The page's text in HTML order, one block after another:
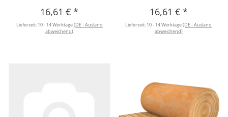
16,61 €*
Lieferzeit: 10 - 14 Werktage(DE - Ausland
abweichend)
16,61 € *
Lieferzeit: 10 - 14 Werktage(DE - Ausland
abweichend)